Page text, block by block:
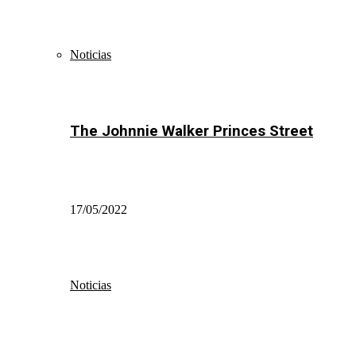
Noticias
The Johnnie Walker Princes Street
17/05/2022
Noticias